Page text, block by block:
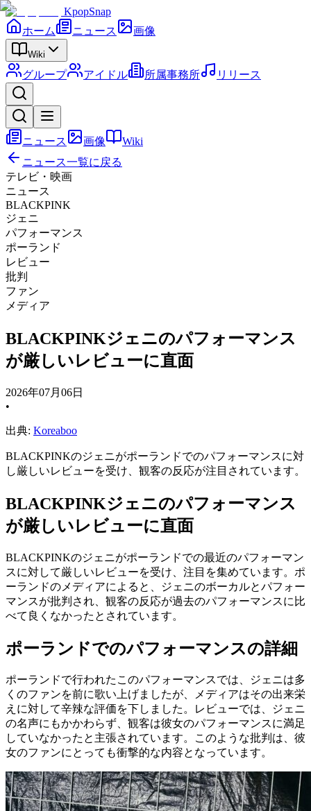
KpopSnap
ホーム
ニュース 画像
Wiki
グループ アイドル 所属事務所 リリース
ニュース 画像
Wiki
ニュース一覧に戻る
テレビ・映画
ニュース
BLACKPINK
ジェニ
パフォーマンス
ポーランド
レビュー
批判
ファン
メディア
BLACKPINKジェニのパフォーマンス
が厳しいレビューに直面
2026年07月06日
•
出典: Koreaboo
BLACKPINKのジェニがポーランドでのパフォーマンスに対
し厳しいレビューを受け、観客の反応が注目されています。
BLACKPINKジェニのパフォーマンス
が厳しいレビューに直面
BLACKPINKのジェニがポーランドでの最近のパフォーマン
スに対して厳しいレビューを受け、注目を集めています。ポ
ーランドのメディアによると、ジェニのボーカルとパフォー
マンスが批判され、観客の反応が過去のパフォーマンスに比
べて良くなかったとされています。
ポーランドでのパフォーマンスの詳細
ポーランドで行われたこのパフォーマンスでは、ジェニは多
くのファンを前に歌い上げましたが、メディアはその出来栄
えに対して辛辣な評価を下しました。レビューでは、ジェニ
の名声にもかかわらず、観客は彼女のパフォーマンスに満足
していなかったと主張されています。このような批判は、彼
女のファンにとっても衝撃的な内容となっています。